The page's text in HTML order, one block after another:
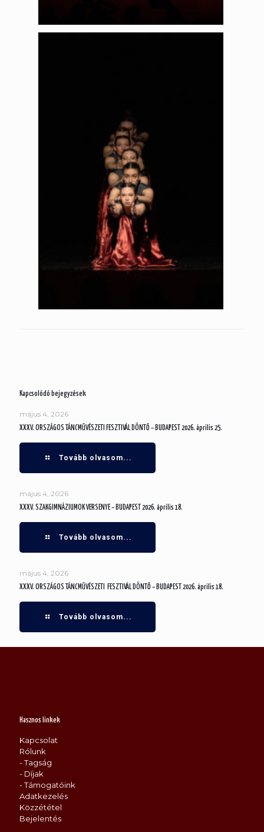
Kapcsolódó bejegyzések
május 4, 2026
XXXV. ORSZÁGOS TÁNCMŰVÉSZETI FESZTIVÁL DÖNTŐ – BUDAPEST 2026. április 25.
Tovább olvasom...
május 4, 2026
XXXV. SZAKGIMNÁZIUMOK VERSENYE – BUDAPEST 2026. április 18.
Tovább olvasom...
május 4, 2026
XXXV. ORSZÁGOS TÁNCMŰVÉSZETI FESZTIVÁL DÖNTŐ – BUDAPEST 2026. április 18.
Tovább olvasom...
Hasznos linkek
Kapcsolat
Rólunk
- Tagság
- Díjak
- Támogatóink
Adatkezelés
Közzététel
Bejelentés